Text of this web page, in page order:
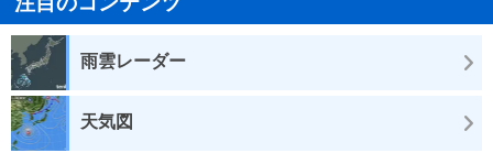
雨雲レーダー
天気図